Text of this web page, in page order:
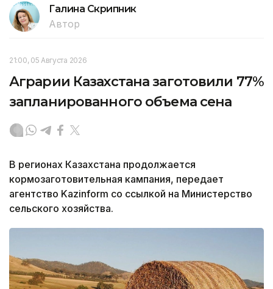
Галина Скрипник
Автор
21:00, 05 Августа 2026
Аграрии Казахстана заготовили 77%
запланированного объема сена
В регионах Казахстана продолжается
кормозаготовительная кампания, передает
агентство Kazinform со ссылкой на Министерство
сельского хозяйства.